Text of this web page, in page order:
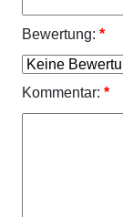
Bewertung: *
Kommentar: *